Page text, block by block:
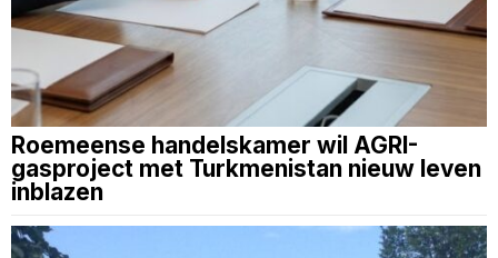
Roemeense handelskamer wil AGRI-
gasproject met Turkmenistan nieuw leven
inblazen